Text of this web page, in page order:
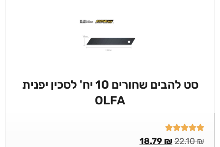
סט להבים שחורים 10 יח' לסכין יפנית
OLFA
22.10₪
18.79 ₪